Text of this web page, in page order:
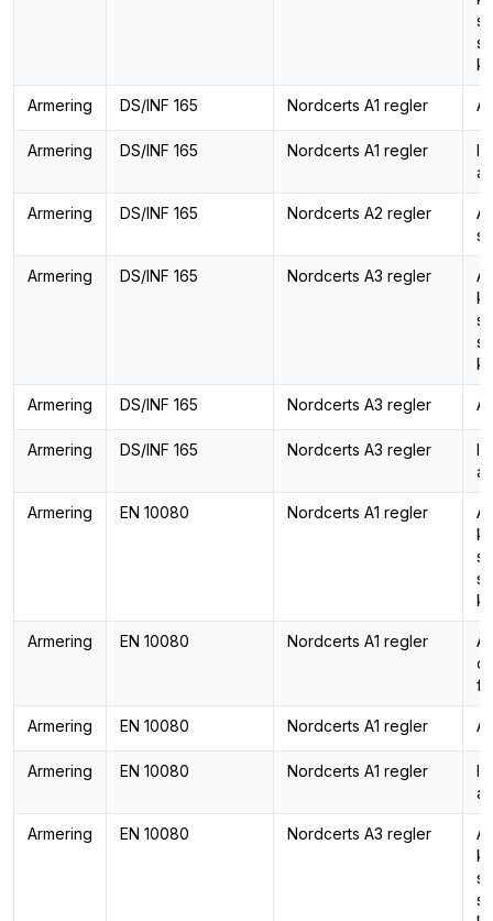
Armering DS/INF 165 Nordcerts A1 regler
Armering DS/INF 165 Nordcerts A1 regler
Armering DS/INF 165 Nordcerts A2 regler
Armering DS/INF 165 Nordcerts A3 regler
Armering DS/INF 165 Nordcerts A3 regler
Armering DS/INF 165 Nordcerts A3 regler
Armering EN 10080 Nordcerts A1 regler
Armering EN 10080 Nordcerts A1 regler
Armering EN 10080 Nordcerts A1 regler
Armering EN 10080 Nordcerts A1 regler
Armering EN 10080 Nordcerts A3 regler